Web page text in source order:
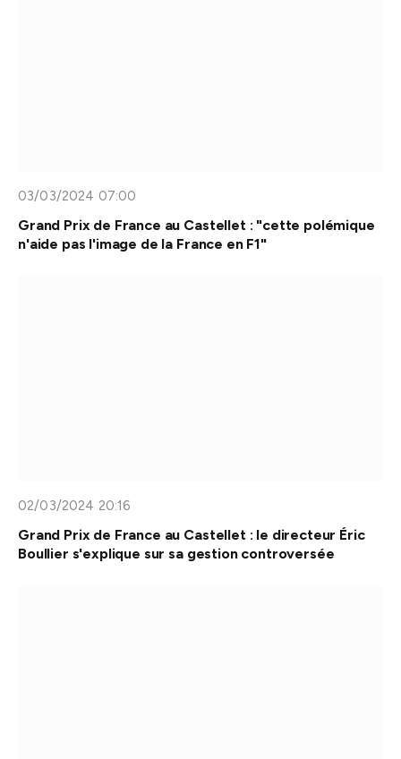
03/03/2024 07:00
Grand Prix de France au Castellet : "cette polémique
n'aide pas l'image de la France en F1"
02/03/2024 20:16
Grand Prix de France au Castellet : le directeur Éric
Boullier s'explique sur sa gestion controversée